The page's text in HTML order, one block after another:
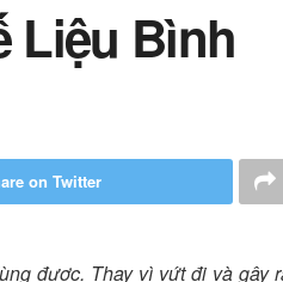
Liệu Bình
on Twitter
được. Thay vì vứt đi và gây